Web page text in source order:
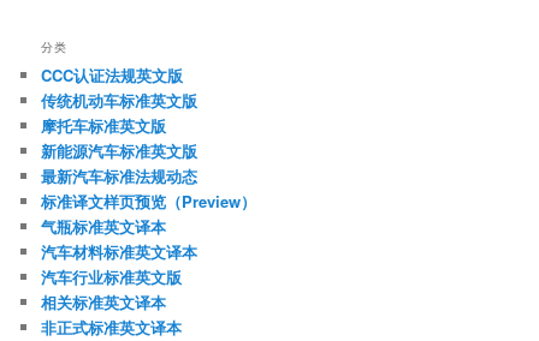
分类
CCC认证法规英文版
传统机动车标准英文版
摩托车标准英文版
新能源汽车标准英文版
最新汽车标准法规动态
标准译文样页预览（Preview）
气瓶标准英文译本
汽车材料标准英文译本
汽车行业标准英文版
相关标准英文译本
非正式标准英文译本